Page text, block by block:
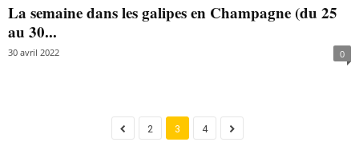
La semaine dans les galipes en Champagne (du 25
au 30...
30 avril 2022 0
2 3 4